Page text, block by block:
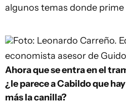
algunos temas donde
Foto: Leonardo Carreño.
economista asesor de
Ahora que se entra en el
¿le parece a Cabildo que
más la canilla?